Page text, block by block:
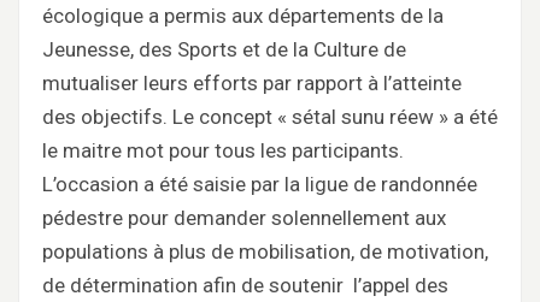
écologique a permis aux départements de la
Jeunesse, des Sports et de la Culture de
mutualiser leurs efforts par rapport à l’atteinte
des objectifs. Le concept « sétal sunu réew » a été
le maitre mot pour tous les participants.
L’occasion a été saisie par la ligue de randonnée
pédestre pour demander solennellement aux
populations à plus de mobilisation, de motivation,
de détermination afin de soutenir l’appel des